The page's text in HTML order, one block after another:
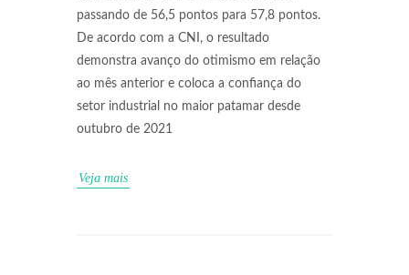
passando de 56,5 pontos para 57,8 pontos.
De acordo com a CNI, o resultado
demonstra avanço do otimismo em relação
ao mês anterior e coloca a confiança do
setor industrial no maior patamar desde
outubro de 2021
Veja mais